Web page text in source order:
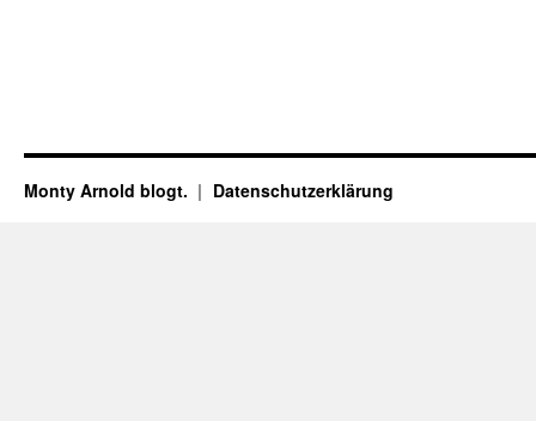
Monty Arnold blogt. Datenschutz­erklärung